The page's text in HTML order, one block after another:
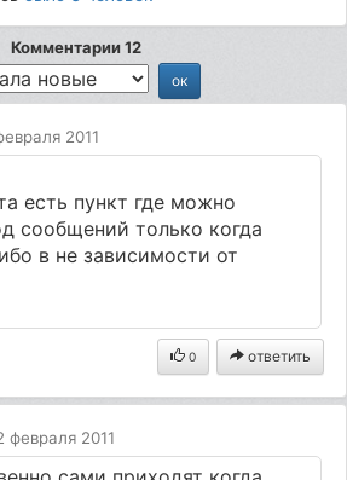
Комментарии 12
2011
есть пункт где можно
сообщений только когда
в не зависимости от
0 ответить
февраля 2011